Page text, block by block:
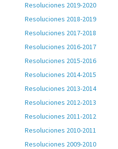
Resoluciones 2019-2020
Resoluciones 2018-2019
Resoluciones 2017-2018
Resoluciones 2016-2017
Resoluciones 2015-2016
Resoluciones 2014-2015
Resoluciones 2013-2014
Resoluciones 2012-2013
Resoluciones 2011-2012
Resoluciones 2010-2011
Resoluciones 2009-2010